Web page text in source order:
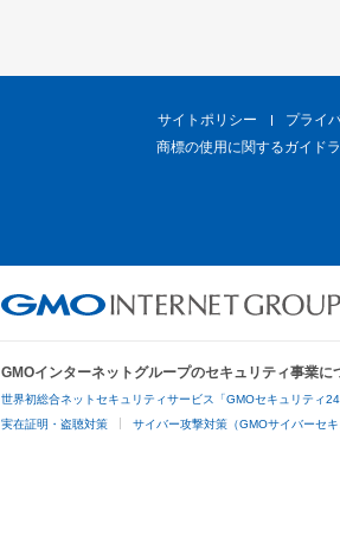
サイトポリシー プライ
商標の使用に関するガイド
GMOインターネットグループのセキュリティ事業に
世界初総合ネットセキュリティサービス「GMOセキュリティ24
実在証明・盗聴対策 サイバー攻撃対策（GMOサイバーセキ